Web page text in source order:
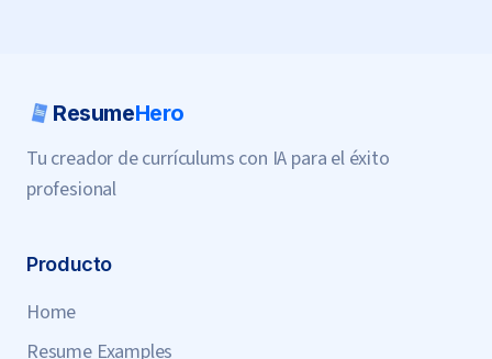
ResumeHero
Tu creador de currículums con IA para el éxito
profesional
Producto
Home
Resume Examples